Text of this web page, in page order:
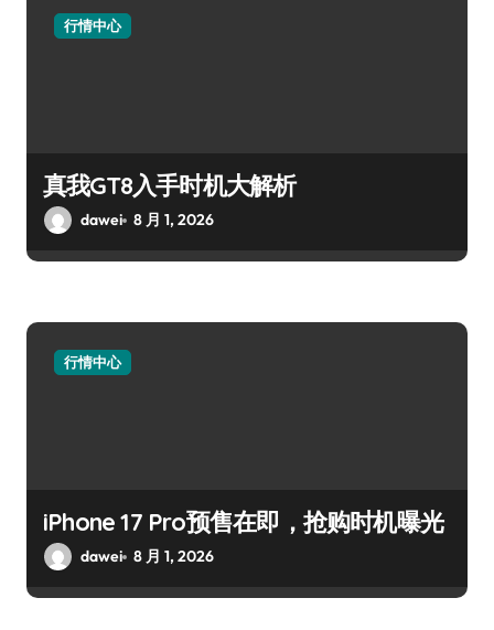
行情中心
真我GT8入手时机大解析
dawei 8 月 1, 2026
行情中心
iPhone 17 Pro预售在即，抢购时机曝光
dawei 8 月 1, 2026